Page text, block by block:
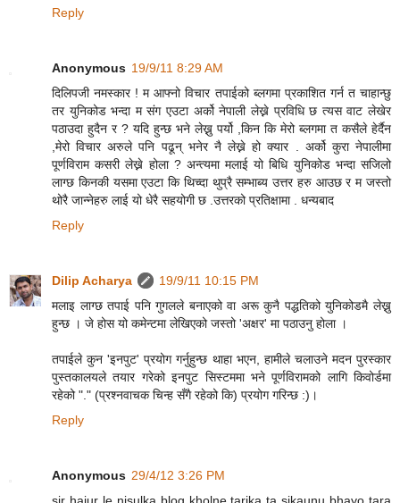
Reply
Anonymous 19/9/11 8:29 AM
दिलिपजी नमस्कार ! म आफ्नो विचार तपाईको ब्लगमा प्रकाशित गर्न त चाहान्छु
तर युनिकोड भन्दा म संग एउटा अर्को नेपाली लेख्ने प्रविधि छ त्यस वाट लेखेर
पठाउदा हुदैन र ? यदि हुन्छ भने लेख्नु पर्यो ,किन कि मेरो ब्लगमा त कसैले हेर्दैन
,मेरो विचार अरुले पनि पढून् भनेर नै लेख्ने हो क्यार . अर्को कुरा नेपालीमा
पूर्णविराम कसरी लेख्ने होला ? अन्त्यमा मलाई यो बिधि युनिकोड भन्दा सजिलो
लाग्छ किनकी यसमा एउटा कि थिच्दा थुप्रै सम्भाब्य उत्तर हरु आउछ र म जस्तो
थोरै जान्नेहरु लाई यो धेरै सहयोगी छ .उत्तरको प्रतिक्षामा . धन्यबाद
Reply
Dilip Acharya
19/9/11 10:15 PM
मलाइ लाग्छ तपाई पनि गुगलले बनाएको वा अरू कुनै पद्धतिको युनिकोडमै लेख्नु
हुन्छ । जे होस यो कमेन्टमा लेखिएको जस्तो 'अक्षर' मा पठाउनु होला ।
तपाईले कुन 'इनपुट' प्रयोग गर्नुहुन्छ थाहा भएन, हामीले चलाउने मदन पुरस्कार
पुस्तकालयले तयार गरेको इनपुट सिस्टममा भने पूर्णविरामको लागि किवोर्डमा
रहेको "." (प्रश्नवाचक चिन्ह सँगै रहेको कि) प्रयोग गरिन्छ :)।
Reply
Anonymous 29/4/12 3:26 PM